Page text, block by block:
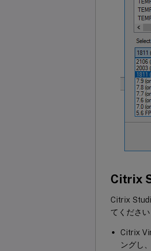
Citrix
Citrix
てくださ
Citrix
ングし